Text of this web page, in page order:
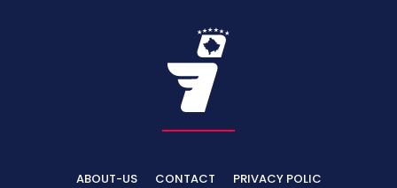
ABOUT-US CONTACT
PRIVACY POLIC